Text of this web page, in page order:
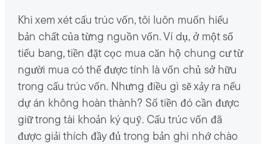
Khi xem xét cấu trúc vốn, tôi luôn muốn hiểu
bản chất của từng nguồn vốn. Ví dụ, ở một số
tiểu bang, tiền đặt cọc mua căn hộ chung cư từ
người mua có thể được tính là vốn chủ sở hữu
trong cấu trúc vốn. Nhưng điều gì sẽ xảy ra nếu
dự án không hoàn thành? Số tiền đó cần được
giữ trong tài khoản ký quỹ. Cấu trúc vốn đã
được giải thích đầy đủ trong bản ghi nhớ chào